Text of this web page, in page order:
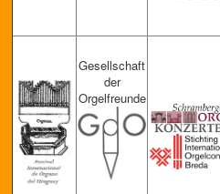
Gesellschaft
der
Orgelfreunde